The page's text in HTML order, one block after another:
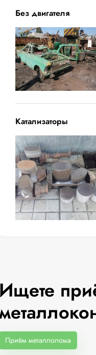
Без двигателя
Катализаторы
Ищете
Приём металлолома